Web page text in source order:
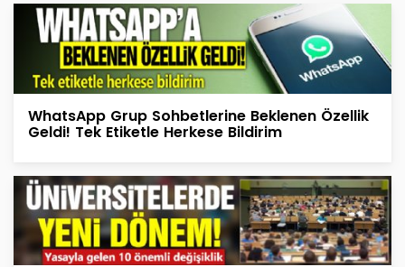
WhatsApp Grup Sohbetlerine Beklenen Özellik
Geldi! Tek Etiketle Herkese Bildirim